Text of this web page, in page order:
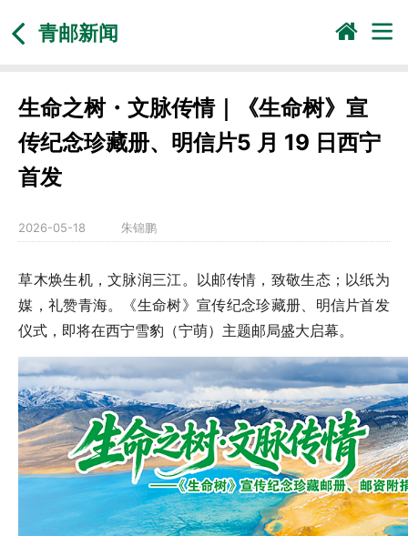
青邮新闻
生命之树・文脉传情｜《生命树》宣
传纪念珍藏册、明信片5 月 19 日西宁
首发
2026-05-18 朱锦鹏
草木焕生机，文脉润三江。以邮传情，致敬生态；以纸为
媒，礼赞青海。《生命树》宣传纪念珍藏册、明信片首发
仪式，即将在西宁雪豹（宁萌）主题邮局盛大启幕。